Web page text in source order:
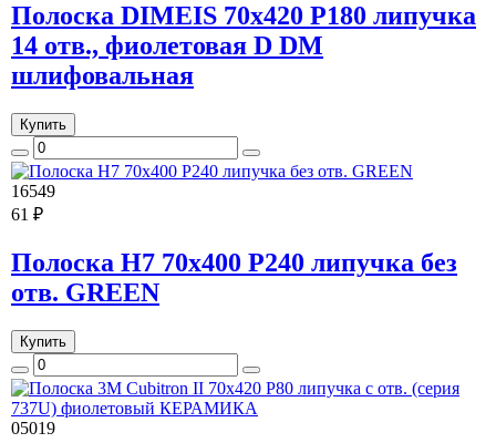
Полоска DIMEIS 70x420 Р180 липучка
14 отв., фиолетовая D DM
шлифовальная
Купить
16549
61 ₽
Полоска H7 70x400 Р240 липучка без
отв. GREEN
Купить
05019